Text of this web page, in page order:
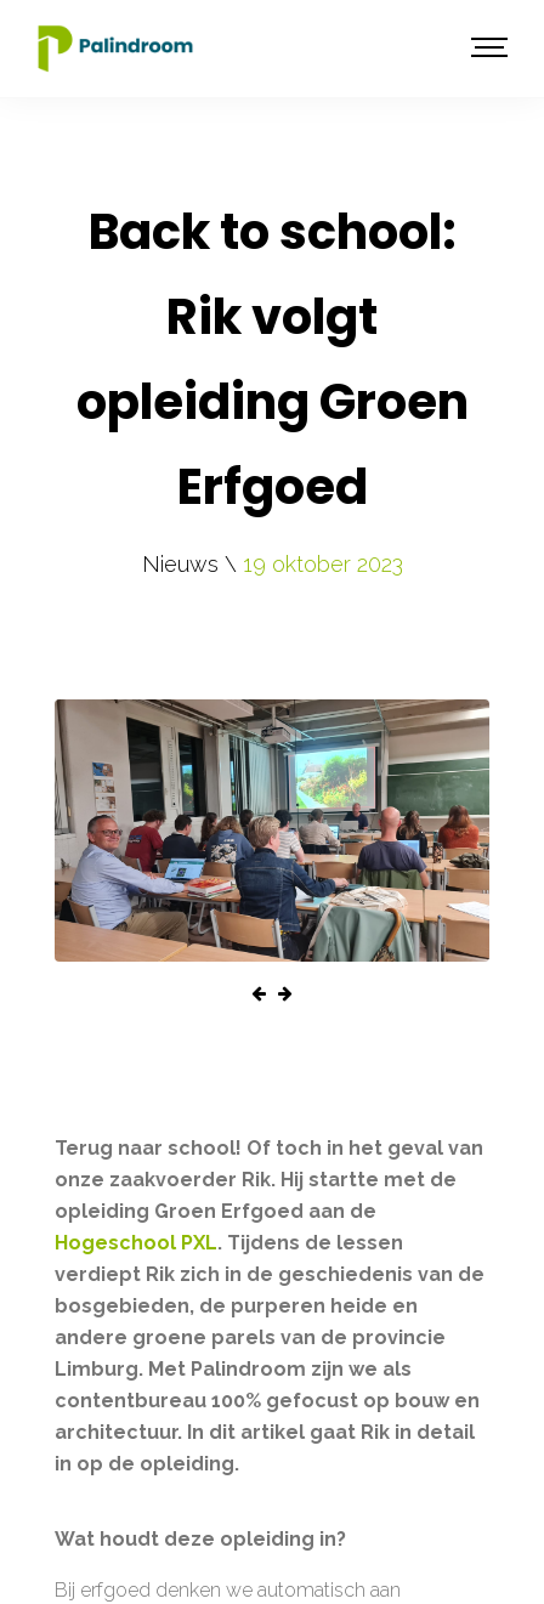
Back to school:
Rik volgt
opleiding Groen
Erfgoed
Nieuws \ 19 oktober 2023
Terug naar school! Of toch in het geval van
onze zaakvoerder Rik. Hij startte met de
opleiding Groen Erfgoed aan de
Hogeschool PXL. Tijdens de lessen
verdiept Rik zich in de geschiedenis van de
bosgebieden, de purperen heide en
andere groene parels van de provincie
Limburg. Met Palindroom zijn we als
contentbureau 100% gefocust op bouw en
architectuur. In dit artikel gaat Rik in detail
in op de opleiding.
Wat houdt deze opleiding in?
Bij erfgoed denken we automatisch aan